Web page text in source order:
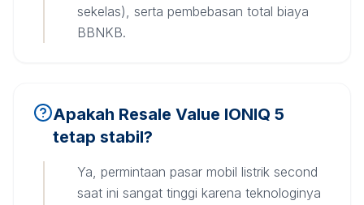
sekelas), serta pembebasan total biaya
BBNKB.
Apakah Resale Value IONIQ 5
tetap stabil?
Ya, permintaan pasar mobil listrik second
saat ini sangat tinggi karena teknologinya